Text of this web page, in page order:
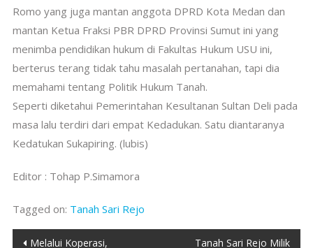
Romo yang juga mantan anggota DPRD Kota Medan dan
mantan Ketua Fraksi PBR DPRD Provinsi Sumut ini yang
menimba pendidikan hukum di Fakultas Hukum USU ini,
berterus terang tidak tahu masalah pertanahan, tapi dia
memahami tentang Politik Hukum Tanah.
Seperti diketahui Pemerintahan Kesultanan Sultan Deli pada
masa lalu terdiri dari empat Kedadukan. Satu diantaranya
Kedatukan Sukapiring. (lubis)
Editor : Tohap P.Simamora
Tagged on: Tanah Sari Rejo
Post
Melalui Koperasi,
Tanah Sari Rejo Milik